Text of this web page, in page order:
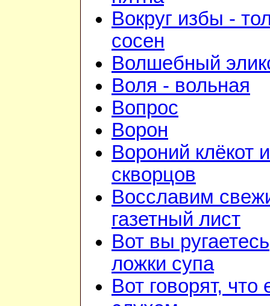
Вокруг избы -
сосен
Волшебный
Воля - вольная
Вопрос
Ворон
Вороний клёкот
скворцов
Восславим
газетный лист
Вот вы
ложки супа
Вот говорят, что